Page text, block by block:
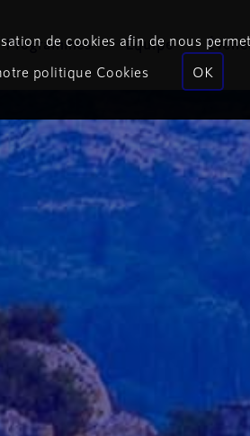
Programmes Équipe
de cookies afin de nous
politique Cookies
OK